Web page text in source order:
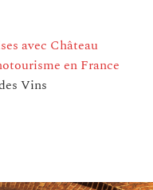
avec Château
en France
Vins